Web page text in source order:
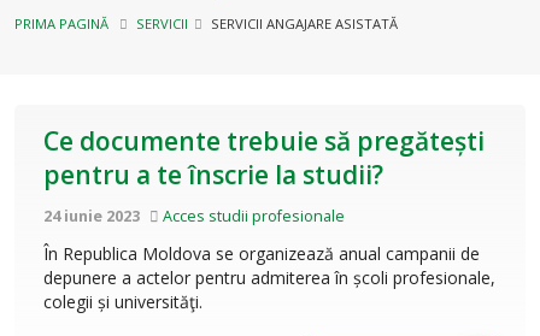
PRIMA PAGINĂ SERVICII SERVICII ANGAJARE ASISTATĂ
Ce documente trebuie să pregătești
pentru a te înscrie la studii?
24 iunie 2023 Acces studii profesionale
În Republica Moldova se organizează anual campanii de
depunere a actelor pentru admiterea în școli profesionale,
colegii și universităţi.